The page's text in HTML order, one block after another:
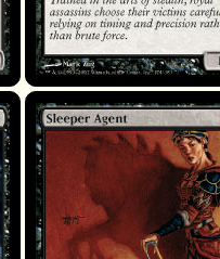
Agent en sommeil